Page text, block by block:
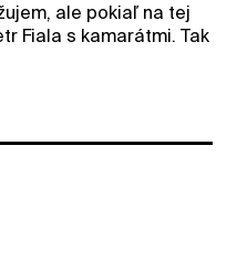
ale pokiaľ na tej
Fiala s kamarátmi. Tak